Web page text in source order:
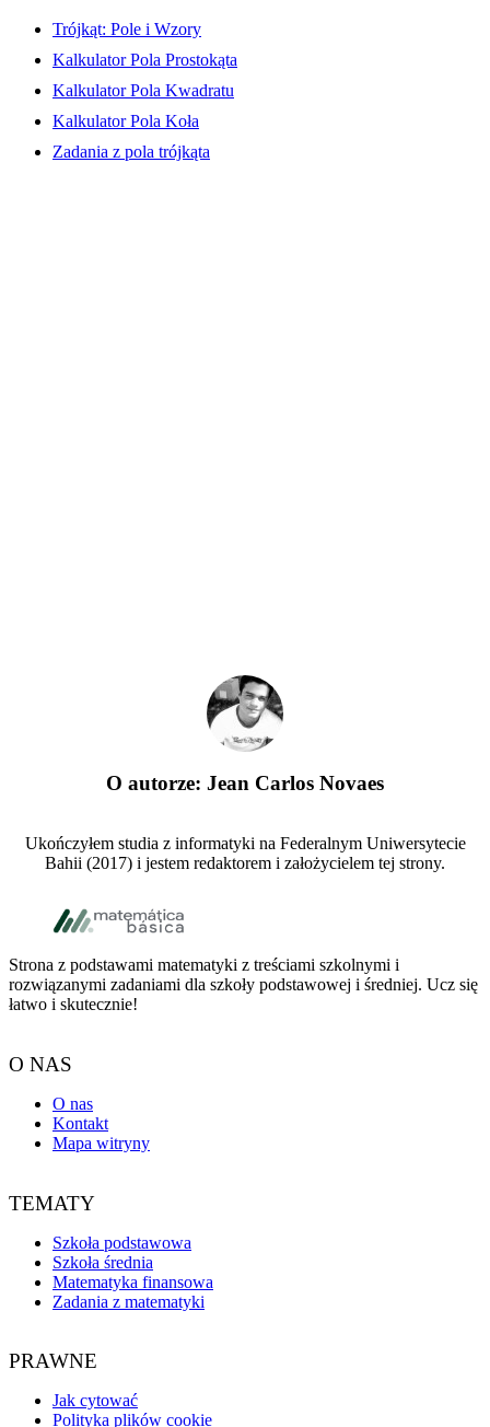
Trójkąt: Pole i Wzory
Kalkulator Pola Prostokąta
Kalkulator Pola Kwadratu
Kalkulator Pola Koła
Zadania z pola trójkąta
O autorze: Jean Carlos Novaes
Ukończyłem studia z informatyki na Federalnym Uniwersytecie
Bahii (2017) i jestem redaktorem i założycielem tej strony.
Footer
Strona z podstawami matematyki z treściami szkolnymi i
rozwiązanymi zadaniami dla szkoły podstawowej i średniej. Ucz się
łatwo i skutecznie!
O NAS
O nas
Kontakt
Mapa witryny
TEMATY
Szkoła podstawowa
Szkoła średnia
Matematyka finansowa
Zadania z matematyki
PRAWNE
Jak cytować
Polityka plików cookie